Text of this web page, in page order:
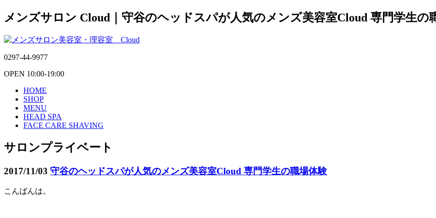
メンズサロン Cloud｜守谷のヘッドスパが人気のメンズ美容室Cloud 専門学生の
0297-44-9977
OPEN 10:00-19:00
HOME
SHOP
MENU
HEAD SPA
FACE CARE SHAVING
サロンプライベート
2017/11/03 守谷のヘッドスパが人気のメンズ美容室Cloud 専門学生の職場体験
こんばんは。